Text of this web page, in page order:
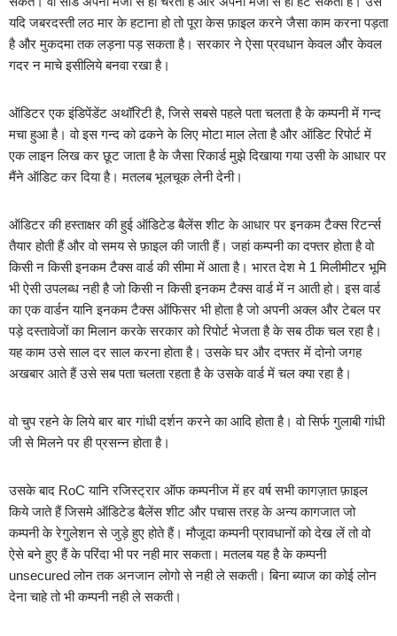
यदि जबरदस्ती लठ मार के हटाना हो तो पूरा केस फ़ाइल करने जैसा काम करना पड़ता
है और मुकदमा तक लड़ना पड़ सकता है। सरकार ने ऐसा प्रवधान केवल और केवल
गदर न माचे इसीलिये बनवा रखा है।
ऑडिटर एक इंडिपेंडेंट अथॉरिटी है, जिसे सबसे पहले पता चलता है के कम्पनी में गन्द
मचा हुआ है। वो इस गन्द को ढकने के लिए मोटा माल लेता है और ऑडिट रिपोर्ट में
एक लाइन लिख कर छूट जाता है के जैसा रिकार्ड मुझे दिखाया गया उसी के आधार पर
मैंने ऑडिट कर दिया है। मतलब भूलचूक लेनी देनी।
ऑडिटर की हस्ताक्षर की हुई ऑडिटेड बैलेंस शीट के आधार पर इनकम टैक्स रिटर्न्स
तैयार होती हैं और वो समय से फ़ाइल की जाती हैं। जहां कम्पनी का दफ्तर होता है वो
किसी न किसी इनकम टैक्स वार्ड की सीमा में आता है। भारत देश मे 1 मिलीमीटर भूमि
भी ऐसी उपलब्ध नही है जो किसी न किसी इनकम टैक्स वार्ड में न आती हो। इस वार्ड
का एक वार्डन यानि इनकम टैक्स ऑफिसर भी होता है जो अपनी अक्ल और टेबल पर
पड़े दस्तावेजों का मिलान करके सरकार को रिपोर्ट भेजता है के सब ठीक चल रहा है।
यह काम उसे साल दर साल करना होता है। उसके घर और दफ्तर में दोनो जगह
अखबार आते हैं उसे सब पता चलता रहता है के उसके वार्ड में चल क्या रहा है।
वो चुप रहने के लिये बार बार गांधी दर्शन करने का आदि होता है। वो सिर्फ गुलाबी गांधी
जी से मिलने पर ही प्रसन्न होता है।
उसके बाद RoC यानि रजिस्ट्रार ऑफ कम्पनीज में हर वर्ष सभी कागज़ात फ़ाइल
किये जाते हैं जिसमे ऑडिटेड बैलेंस शीट और पचास तरह के अन्य कागजात जो
कम्पनी के रेगुलेशन से जुड़े हुए होते हैं। मौजूदा कम्पनी प्रावधानों को देख लें तो वो
ऐसे बने हुए हैं के परिंदा भी पर नही मार सकता। मतलब यह है के कम्पनी
unsecured लोन तक अनजान लोगो से नही ले सकती। बिना ब्याज का कोई लोन
देना चाहे तो भी कम्पनी नही ले सकती।